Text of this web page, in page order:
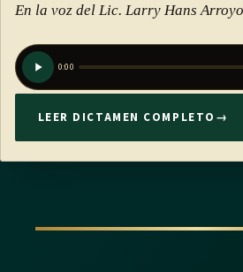
En la voz del Lic. Larry Hans
0:00
LEER DICTAMEN COMPLETO →